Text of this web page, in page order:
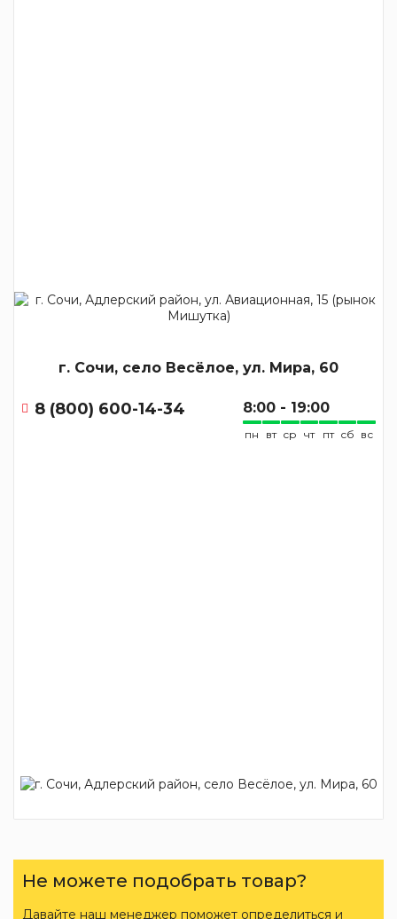
г. Сочи, село Весёлое, ул. Мира, 60
8 (800) 600-14-34 8:00 - 19:00
пн вт ср чт пт сб вс
Не можете подобрать товар?
Давайте наш менеджер поможет определиться и